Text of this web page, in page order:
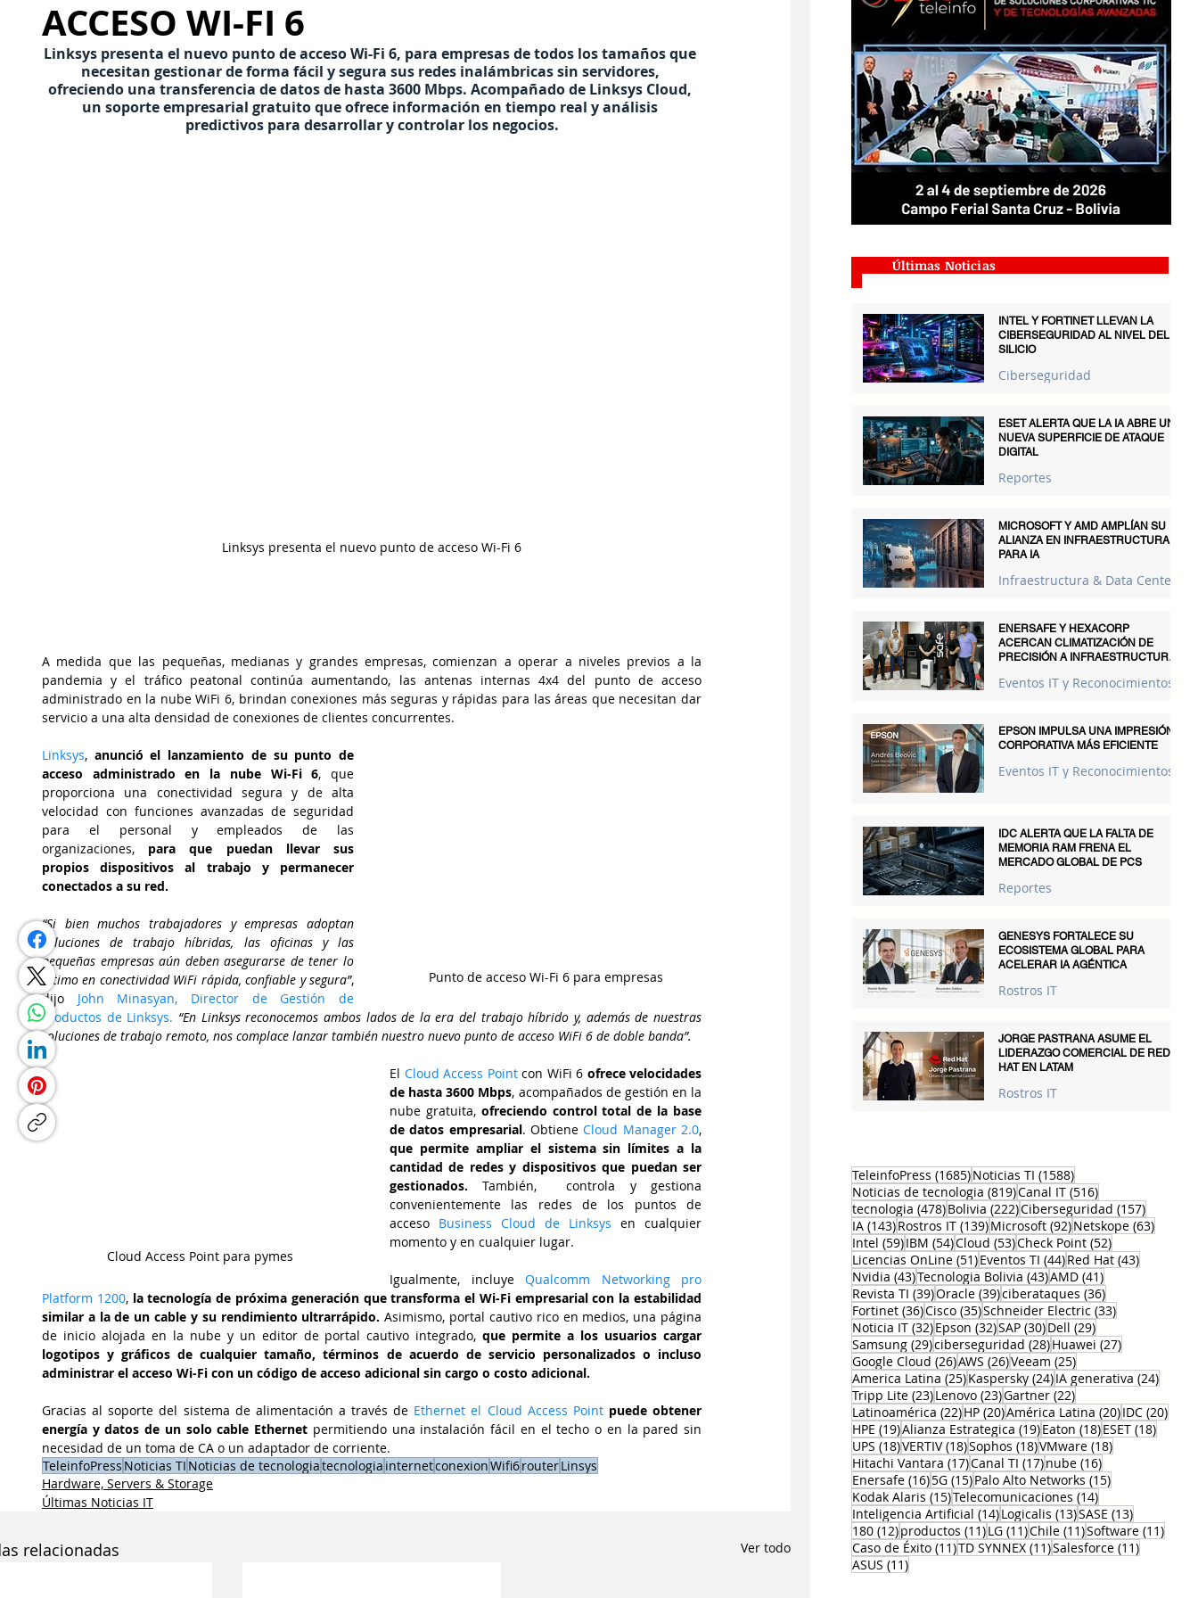
ACCESO WI-FI 6
Linksys presenta el nuevo punto de acceso Wi-Fi 6, para empresas de todos los tamaños que
necesitan gestionar de forma fácil y segura sus redes inalámbricas sin servidores,
ofreciendo una transferencia de datos de hasta 3600 Mbps. Acompañado de Linksys Cloud,
un soporte empresarial gratuito que ofrece información en tiempo real y análisis
predictivos para desarrollar y controlar los negocios.
Linksys presenta el nuevo punto de acceso Wi-Fi 6
A medida que las pequeñas, medianas y grandes empresas, comienzan a operar a niveles previos a la
pandemia y el tráfico peatonal continúa aumentando, las antenas internas 4x4 del punto de acceso
administrado en la nube WiFi 6, brindan conexiones más seguras y rápidas para las áreas que necesitan dar
servicio a una alta densidad de conexiones de clientes concurrentes.
Punto de acceso Wi-Fi 6 para empresas
Linksys, anunció el lanzamiento de su punto de
acceso administrado en la nube Wi-Fi 6, que
proporciona una conectividad segura y de alta
velocidad con funciones avanzadas de seguridad
para el personal y empleados de las
organizaciones, para que puedan llevar sus
propios dispositivos al trabajo y permanecer
conectados a su red.
“Si bien muchos trabajadores y empresas adoptan
soluciones de trabajo híbridas, las oficinas y las
pequeñas empresas aún deben asegurarse de tener lo
último en conectividad WiFi rápida, confiable y segura”,
dijo John Minasyan, Director de Gestión de
Productos de Linksys. “En Linksys reconocemos ambos lados de la era del trabajo híbrido y, además de nuestras
soluciones de trabajo remoto, nos complace lanzar también nuestro nuevo punto de acceso WiFi 6 de doble banda”.
Cloud Access Point para pymes
El Cloud Access Point con WiFi 6 ofrece velocidades
de hasta 3600 Mbps, acompañados de gestión en la
nube gratuita, ofreciendo control total de la base
de datos empresarial. Obtiene Cloud Manager 2.0
que permite ampliar el sistema sin límites a la
cantidad de redes y dispositivos que puedan ser
gestionados. También,  controla y gestiona
convenientemente las redes de los puntos de
acceso Business Cloud de Linksys en cualquier
momento y en cualquier lugar.
Igualmente, incluye Qualcomm Networking pro
Platform 1200, la tecnología de próxima generación que transforma el Wi-Fi empresarial con la estabilidad
similar a la de un cable y su rendimiento ultrarrápido. Asimismo, portal cautivo rico en medios, una página
de inicio alojada en la nube y un editor de portal cautivo integrado, que permite a los usuarios cargar
logotipos y gráficos de cualquier tamaño, términos de acuerdo de servicio personalizados o incluso
administrar el acceso Wi-Fi con un código de acceso adicional sin cargo o costo adicional.
Gracias al soporte del sistema de alimentación a través de Ethernet el Cloud Access Point puede obtener
energía y datos de un solo cable Ethernet permitiendo una instalación fácil en el techo o en la pared sin
necesidad de un toma de CA o un adaptador de corriente.
TeleinfoPress Noticias TI Noticias de tecnologiatecnologia internetconexionWifi6routerLinsys
Hardware, Servers & Storage
Últimas Noticias IT
relacionadas Ver todo
Últimas Noticias
INTEL Y FORTINET LLEVAN LA
CIBERSEGURIDAD AL NIVEL DEL
SILICIO
Ciberseguridad
ESET ALERTA QUE LA IA ABRE UNA
NUEVA SUPERFICIE DE ATAQUE
DIGITAL
Reportes
MICROSOFT Y AMD AMPLÍAN SU
ALIANZA EN INFRAESTRUCTURA
PARA IA
Infraestructura & Data Centers
ENERSAFE Y HEXACORP
ACERCAN CLIMATIZACIÓN DE
PRECISIÓN A INFRAESTRUCTURAS
Eventos IT y Reconocimientos
EPSON IMPULSA UNA IMPRESIÓN
CORPORATIVA MÁS EFICIENTE
Eventos IT y Reconocimientos
IDC ALERTA QUE LA FALTA DE
MEMORIA RAM FRENA EL
MERCADO GLOBAL DE PCS
Reportes
GENESYS FORTALECE SU
ECOSISTEMA GLOBAL PARA
ACELERAR IA AGÉNTICA
Rostros IT
JORGE PASTRANA ASUME EL
LIDERAZGO COMERCIAL DE RED
HAT EN LATAM
Rostros IT
TeleinfoPress (1685)1685 entradas
Noticias TI (1588)1588 entradas
Noticias de tecnologia (819)819 entradas
Canal IT (516)516 entradas
tecnologia (478)478 entradas
Bolivia (222)222 entradas
Ciberseguridad (157)157
IA (143)143 entradas
Rostros IT (139)139 entradas
Microsoft (92)92 entradas
Netskope (63)63
Intel (59)59 entradas
IBM (54)54 entradas
Cloud (53)53 entradas
Check Point (52)52 entradas
Licencias OnLine (51)51 entradas
Eventos TI (44)44 entradas
Red Hat (43)43
Nvidia (43)43 entradas
Tecnologia Bolivia (43)43 entradas
AMD (41)41 entradas
Revista TI (39)39 entradas
Oracle (39)39 entradas
ciberataques (36)36 entradas
Fortinet (36)36 entradas
Cisco (35)35 entradas
Schneider Electric (33)33 entradas
Noticia IT (32)32 entradas
Epson (32)32 entradas
SAP (30)30 entradas
Dell (29)29 entradas
Samsung (29)29 entradas
ciberseguridad (28)28 entradas
Huawei (27)27 entradas
Google Cloud (26)26 entradas
AWS (26)26 entradas
Veeam (25)25 entradas
America Latina (25)25 entradas
Kaspersky (24)24 entradas
IA generativa (24)24
Tripp Lite (23)23 entradas
Lenovo (23)23 entradas
Gartner (22)22 entradas
Latinoamérica (22)22 entradas
HP (20)20 entradas
América Latina (20)20 entradas
IDC (20)20
HPE (19)19 entradas
Alianza Estrategica (19)19 entradas
Eaton (18)18 entradas
ESET (18)18
UPS (18)18 entradas
VERTIV (18)18 entradas
Sophos (18)18 entradas
VMware (18)18 entradas
Hitachi Vantara (17)17 entradas
Canal TI (17)17 entradas
nube (16)16 entradas
Enersafe (16)16 entradas
5G (15)15 entradas
Palo Alto Networks (15)15 entradas
Kodak Alaris (15)15 entradas
Telecomunicaciones (14)14 entradas
Inteligencia Artificial (14)14 entradas
Logicalis (13)13 entradas
SASE (13)13
180 (12)12 entradas
productos (11)11 entradas
LG (11)11 entradas
Chile (11)11 entradas
Software (11)11
Caso de Éxito (11)11 entradas
TD SYNNEX (11)11 entradas
Salesforce (11)11
ASUS (11)11 entradas